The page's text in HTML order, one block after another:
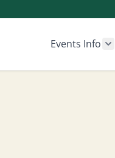
Events Info